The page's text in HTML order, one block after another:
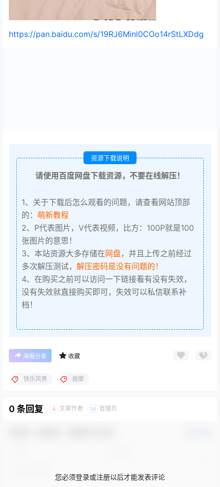
https://pan.baidu.com/s/19RJ6Minl0COo14rStLXDdg
资源下载说明
请使用百度网盘下载资源，不要在线解压！
1、关于下载后怎么观看的问题，请查看网站顶部
的： 萌新教程
2、P代表图片，V代表视频，比方：100P就是100
张图片的意思！
3、本站资源大多存储在网盘，并且上传之前经过
多次解压测试， 解压密码是没有问题的！
4、在购买之前可以访问一下链接看有没有失效，
没有失效就直接购买即可，失效可以私信联系补
档！
海报分享 收藏
快乐风男 按摩
0 条回复 A 文章作者 M 管理员
您必须登录或注册以后才能发表评论